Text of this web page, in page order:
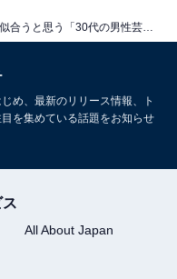
め、最新のリリース情報、ト
を集めている話題をお知らせ
All About Japan